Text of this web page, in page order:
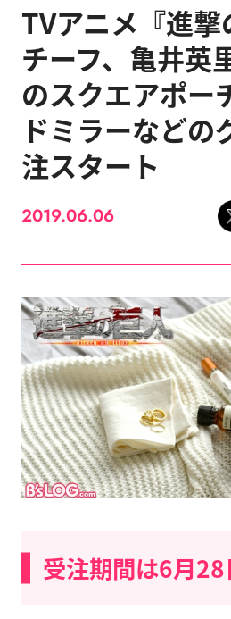
TVアニメ『進
チーフ、亀井英
のスクエアポー
ドミラーなどの
注スタート
2019.06.06
受注期間は6月